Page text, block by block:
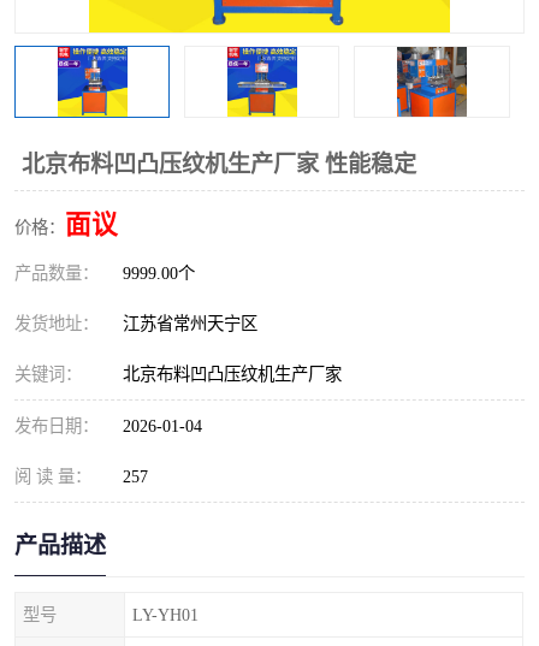
北京布料凹凸压纹机生产厂家 性能稳定
价格： 面议
产品数量： 9999.00个
发货地址： 江苏省常州天宁区
关键词： 北京布料凹凸压纹机生产厂家
发布日期： 2026-01-04
阅 读 量： 257
产品描述
型号 LY-YH01